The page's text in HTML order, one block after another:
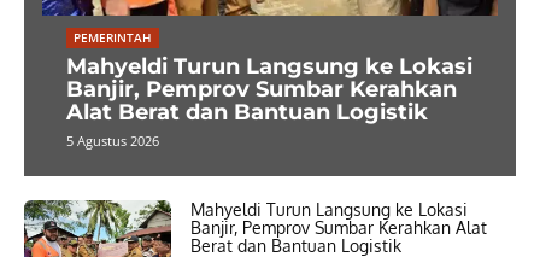
PEMERINTAH
Mahyeldi Turun Langsung ke Lokasi
Banjir, Pemprov Sumbar Kerahkan
Alat Berat dan Bantuan Logistik
5 Agustus 2026
Mahyeldi Turun Langsung ke Lokasi
Banjir, Pemprov Sumbar Kerahkan Alat
Berat dan Bantuan Logistik